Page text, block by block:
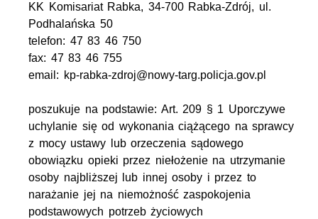
KK Komisariat Rabka, 34-700 Rabka-Zdrój, ul.
Podhalańska 50
telefon: 47 83 46 750
fax: 47 83 46 755
email: kp-rabka-zdroj@nowy-targ.policja.gov.pl
poszukuje na podstawie: Art. 209 § 1 Uporczywe
uchylanie się od wykonania ciążącego na sprawcy
z mocy ustawy lub orzeczenia sądowego
obowiązku opieki przez niełożenie na utrzymanie
osoby najbliższej lub innej osoby i przez to
narażanie jej na niemożność zaspokojenia
podstawowych potrzeb życiowych